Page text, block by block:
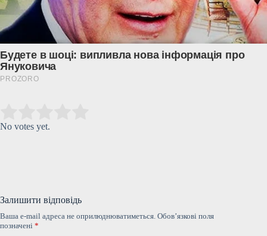
No votes yet.
Залишити відповідь
Ваша e-mail адреса не оприлюднюватиметься. Обов’язкові поля
позначені *